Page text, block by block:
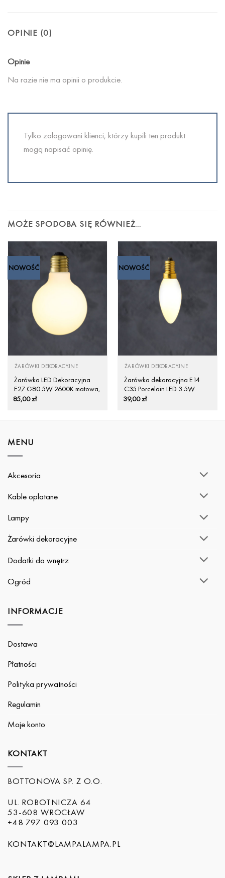
OPINIE (0)
Opinie
Na razie nie ma opinii o produkcie.
Tylko zalogowani klienci, którzy kupili ten produkt
mogą napisać opinię.
MOŻE SPODOBA SIĘ RÓWNIEŻ…
NOWOŚĆ
ŻARÓWKI DEKORACYJNE
Żarówka LED Dekoracyjna
E27 G80 5W 2600K matowa,
ściemnialna
85,00zł
NOWOŚĆ
ŻARÓWKI DEKORACYJNE
Żarówka dekoracyjna E14
C35 Porcelain LED 3.5W
39,00zł
MENU
Akcesoria
Kable oplatane
Lampy
Żarówki dekoracyjne
Dodatki do wnętrz
Ogród
INFORMACJE
Dostawa
Płatności
Polityka prywatności
Regulamin
Moje konto
KONTAKT
BOTTONOVA SP. Z O.O.
UL. ROBOTNICZA 64
53-608 WROCŁAW
+48 797 093 003
KONTAKT@LAMPALAMPA.PL